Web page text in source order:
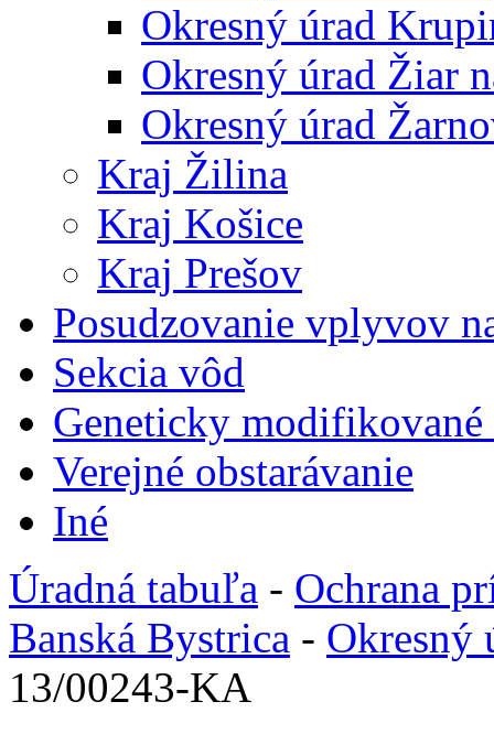
Okresný úrad
Okresný úrad Žiar
Okresný úrad
Kraj Žilina
Kraj Košice
Kraj Prešov
Posudzovanie vplyvov
Sekcia vôd
Geneticky
Verejné obstarávanie
Iné
Úradná tabuľa - Ochrana
Banská Bystrica - Okresný
13/00243-KA